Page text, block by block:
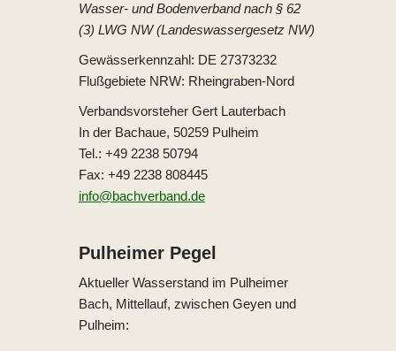
Wasser- und Bodenverband nach § 62
(3) LWG NW (Landeswassergesetz NW)
Gewässerkennzahl: DE 27373232
Flußgebiete NRW: Rheingraben-Nord
Verbandsvorsteher Gert Lauterbach
In der Bachaue, 50259 Pulheim
Tel.: +49 2238 50794
Fax: +49 2238 808445
info@bachverband.de
Pulheimer Pegel
Aktueller Wasserstand im Pulheimer
Bach, Mittellauf, zwischen Geyen und
Pulheim: